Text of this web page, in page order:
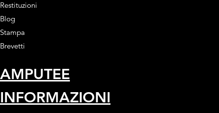
Restituzioni
Blog
Stampa
Brevetti
AMPUTEE
INFORMAZIONI